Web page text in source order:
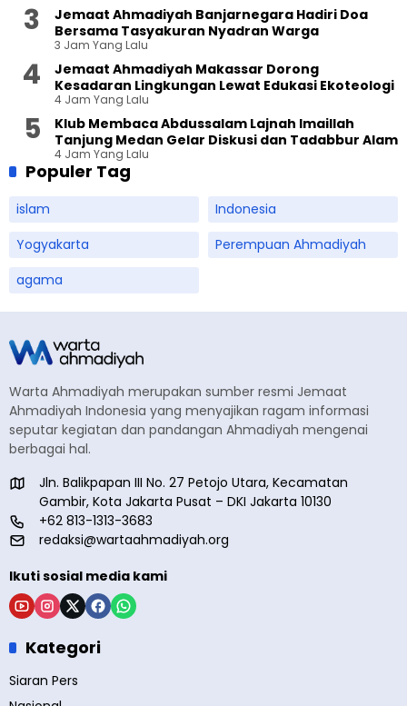
Jemaat Ahmadiyah Banjarnegara Hadiri Doa
Bersama Tasyakuran Nyadran Warga
3 Jam Yang Lalu
Jemaat Ahmadiyah Makassar Dorong
Kesadaran Lingkungan Lewat Edukasi Ekoteologi
4 Jam Yang Lalu
Klub Membaca Abdussalam Lajnah Imaillah
Tanjung Medan Gelar Diskusi dan Tadabbur Alam
4 Jam Yang Lalu
Populer Tag
islam
Indonesia
Yogyakarta
Perempuan Ahmadiyah
agama
Warta Ahmadiyah merupakan sumber resmi Jemaat
Ahmadiyah Indonesia yang menyajikan ragam informasi
seputar kegiatan dan pandangan Ahmadiyah mengenai
berbagai hal.
Jln. Balikpapan III No. 27 Petojo Utara, Kecamatan
Gambir, Kota Jakarta Pusat – DKI Jakarta 10130
+62 813-1313-3683
redaksi@wartaahmadiyah.org
Ikuti sosial media kami
Kategori
Siaran Pers